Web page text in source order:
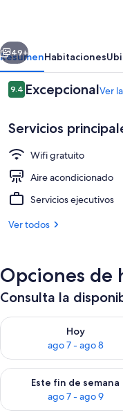
Siguiente
49+
ResumenHabitaciones
Opiniones
9.49.4 de 10,
ExcepcionalVer
Servicios
Wifi gratuito
Aire acondicionado
Servicios ejecutivos
Ver todos
Opciones de
Consulta la
Hoy
ago 7 - ago 8
Consulta la
Este fin de semana
ago 7 - ago 9
Consulta la